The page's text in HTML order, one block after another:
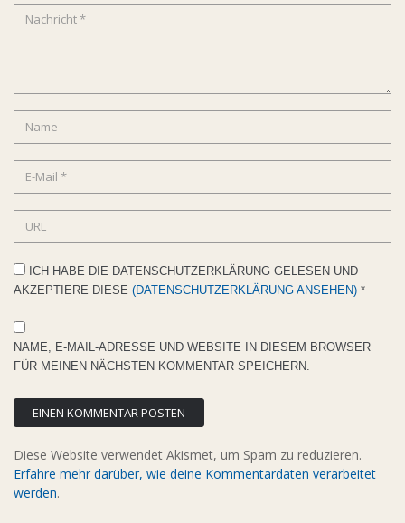
ICH HABE DIE DATENSCHUTZERKLÄRUNG GELESEN UND
AKZEPTIERE DIESE (DATENSCHUTZERKLÄRUNG ANSEHEN) *
NAME, E-MAIL-ADRESSE UND WEBSITE IN DIESEM BROWSER
FÜR MEINEN NÄCHSTEN KOMMENTAR SPEICHERN.
Diese Website verwendet Akismet, um Spam zu reduzieren.
Erfahre mehr darüber, wie deine Kommentardaten verarbeitet
werden.